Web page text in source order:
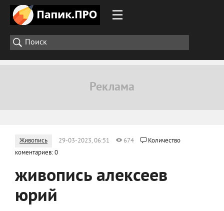
Живопись 29-03-2023, 06:51 674
Количество
коментариев: 0
живопись алексеев
юрий